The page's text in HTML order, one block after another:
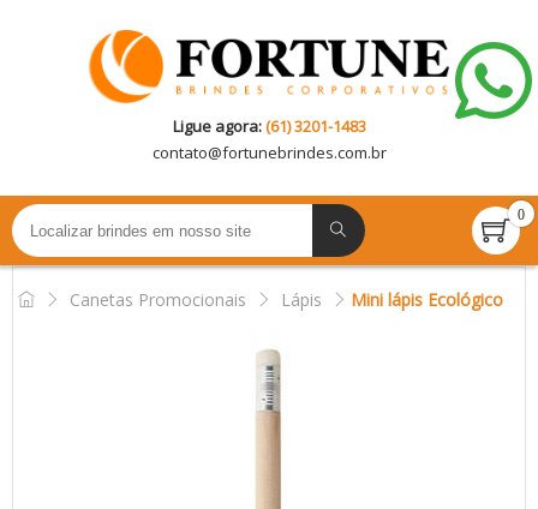
Ligue agora:(61) 3201-1483
contato@fortunebrindes.com.br
0
Canetas Promocionais Lápis Mini lápis Ecológico